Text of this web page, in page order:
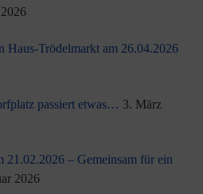
Haus-Trödelmarkt am 26.04.2026
passiert etwas… 3. März
21.02.2026 – Gemeinsam für ein
2026